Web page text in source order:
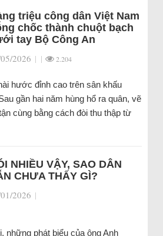
triệu công dân Việt Nam
chốc thành chuột bạch
tay Bộ Công An
2026 | | 2.204
hước đỉnh cao trên sân khấu
gần hai năm hùng hổ ra quân, vẽ
cùng bằng cách đòi thu thập từ
NHIỀU VẬY, SAO DÂN
CHƯA THẤY GÌ?
2026 |
những phát biểu của ông Anh